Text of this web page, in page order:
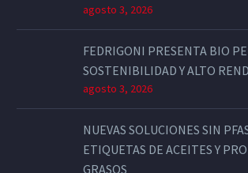
agosto 3, 2026
FEDRIGONI PRESENTA BIO
SOSTENIBILIDAD Y ALTO
agosto 3, 2026
NUEVAS SOLUCIONES SIN
ETIQUETAS DE ACEITES Y
GRASOS